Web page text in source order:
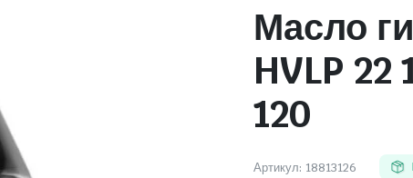
Тормозные жидкости
Масло
HVLP
120
Артикул: 18813126